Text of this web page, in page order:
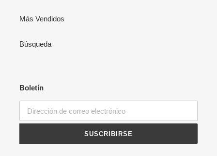
Más Vendidos
Búsqueda
Boletín
SUSCRIBIRSE